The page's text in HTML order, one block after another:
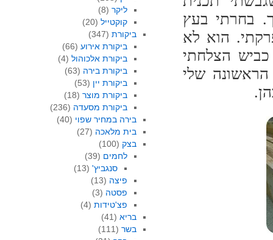
בחרתי בעץ
הוא לא
הצלחתי
שלי
ליקר (8)
קוקטייל (20)
ביקורת(347)
ביקורת אירוע (66)
ביקורת אלכוהול (4)
ביקורת בירה (63)
ביקורת יין (53)
ביקורת מוצר (18)
ביקורת מסעדה (236)
בירה במחיר שפוי (40)
בית מלאכה (27)
בצק(100)
לחמים (39)
סנגביץ'(13)
פיצה (13)
פסטה (3)
פצ'טידות (4)
בריא(41)
בשר(111)